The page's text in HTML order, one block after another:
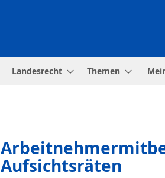
Landesrecht Themen
Aufsichtsräten